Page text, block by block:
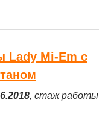
Lady Mi-Em с
, стаж работы